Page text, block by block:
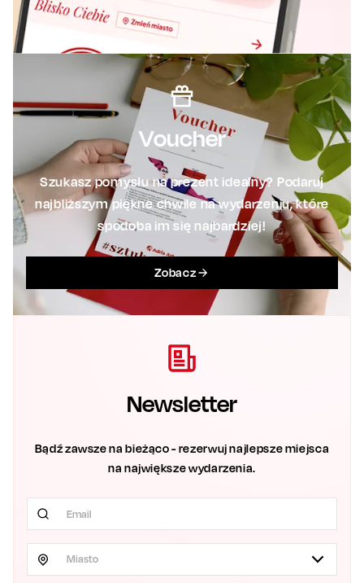
Voucher
Szukasz pomysłu na prezent idealny? Podaruj
najbliższym piękne chwile na wydarzeniu, które
spodoba im się najbardziej!
Zobacz
Newsletter
Bądź zawsze na bieżąco - rezerwuj najlepsze miejsca
na największe wydarzenia.
Miasto